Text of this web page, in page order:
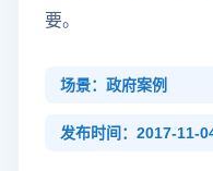
要。
场景：政府案例
发布时间：2017-11-